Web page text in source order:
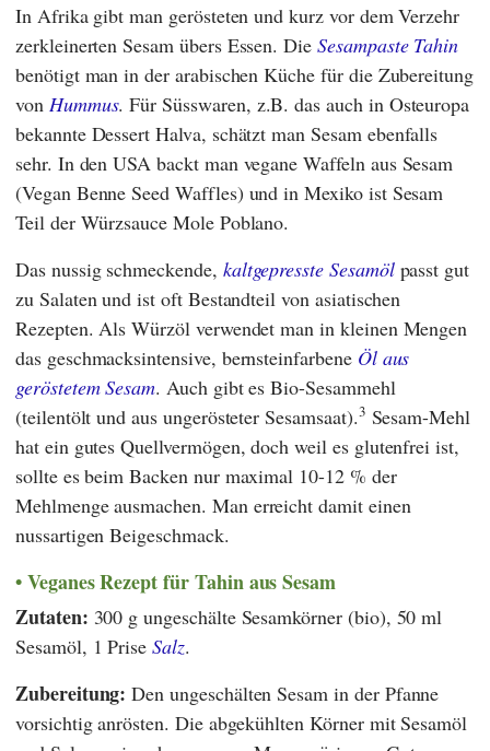
In Afrika gibt man gerösteten und kurz vor dem Verzehr
zerkleinerten Sesam übers Essen. DieSesampaste Tahin
benötigt man in der arabischen Küche für die Zubereitung
von Hummus. Für Süsswaren, z.B. das auch in Osteuropa
bekannte Dessert Halva, schätzt man Sesam ebenfalls
sehr. In den USA backt man vegane Waffeln aus Sesam
(Vegan Benne Seed Waffles) und in Mexiko ist Sesam
Teil der Würzsauce Mole Poblano.
Das nussig schmeckende, kaltgepresste Sesamölpasst gut
zu Salaten und ist oft Bestandteil von asiatischen
Rezepten. Als Würzöl verwendet man in kleinen Mengen
das geschmacksintensive, bernsteinfarbene Öl aus
geröstetem Sesam. Auch gibt es Bio-Sesammehl
(teilentölt und aus ungerösteter Sesamsaat).3 Sesam-Mehl
hat ein gutes Quellvermögen, doch weil es glutenfrei ist,
sollte es beim Backen nur maximal 10-12 % der
Mehlmenge ausmachen. Man erreicht damit einen
nussartigen Beigeschmack.
Veganes Rezept für Tahin aus Sesam
Zutaten: 300 g ungeschälte Sesamkörner (bio), 50 ml
Sesamöl, 1 PriseSalz.
Zubereitung: Den ungeschälten Sesam in der Pfanne
vorsichtig anrösten. Die abgekühlten Körner mit Sesamöl